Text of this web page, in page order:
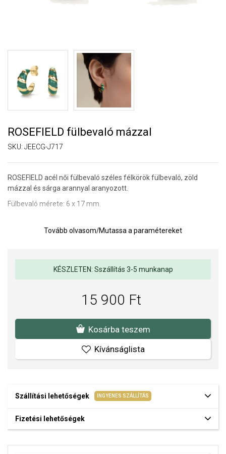
ROSEFIELD fülbevaló mázzal
SKU: JEECG-J717
ROSEFIELD acél női fülbevaló széles félkörök fülbevaló, zöld
mázzal és sárga arannyal aranyozott.
Fülbevaló mérete: 6 x 17 mm.
Tovább olvasom/Mutassa a paramétereket
KÉSZLETEN: Sszállítás 3-5 munkanap
15 900 Ft
Kosárba teszem
Kívánságlista
Szállítási lehetőségek INGYENES SZÁLLÍTÁS
Fizetési lehetőségek